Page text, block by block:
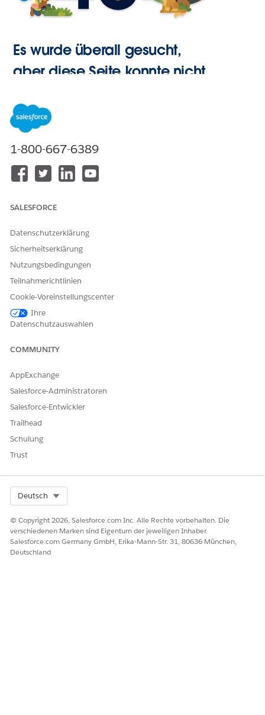
Es wurde überall gesucht,
aber diese Seite konnte nicht
1-800-667-6389
SALESFORCE
Datenschutzerklärung
Sicherheitserklärung
Nutzungsbedingungen
Teilnahmerichtlinien
Cookie-Voreinstellungscenter
Ihre
Datenschutzauswahlen
COMMUNITY
AppExchange
Salesforce-Administratoren
Salesforce-Entwickler
Trailhead
Schulung
Trust
Deutsch
© Copyright 2026, Salesforce.com Inc. Alle Rechte vorbehalten. Die
verschiedenen Marken sind Eigentum der jeweiligen Inhaber.
Salesforce.com Germany GmbH, Erika-Mann-Str. 31, 80636 München,
Deutschland